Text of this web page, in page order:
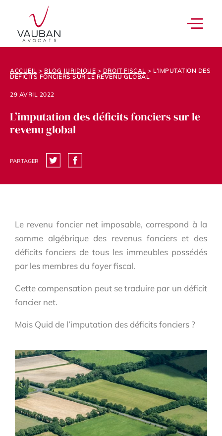
ACCUEIL > BLOG JURIDIQUE > DROIT FISCAL > L’IMPUTATION DES
DÉFICITS FONCIERS SUR LE REVENU GLOBAL
29 AVRIL 2022
L’imputation des déficits fonciers sur le
revenu global
PARTAGER
Le revenu foncier net imposable, correspond à la
somme algébrique des revenus fonciers et des
déficits fonciers de tous les immeubles possédés
par les membres du foyer fiscal.
Cette compensation peut se traduire par un déficit
foncier net.
Mais Quid de l’imputation des déficits fonciers ?